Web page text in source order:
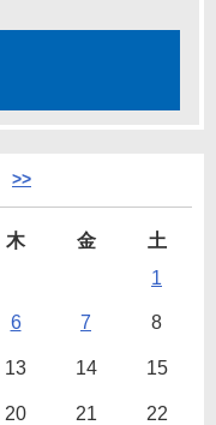
>>
木 金
土
1
6 7 8
13 14 15
20 21 22